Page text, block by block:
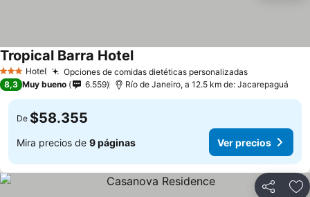
3 Estrellas
Hotel Opciones de comidas dietéticas personalizadasVer precios
Tropical Barra HotelVer precios
8,3 Muy bueno 6.559 Río de Janeiro, a 12.5 km de: Jacarepaguá
De $58.355
Mira precios de 9 páginas Ver precios
Compartir